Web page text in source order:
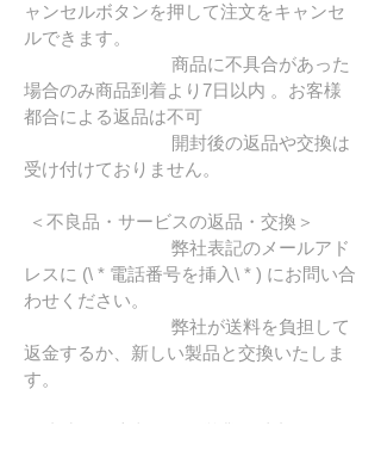
ャンセルボタンを押して注文をキャンセ
ルできます。
商品に不具合があった
場合のみ商品到着より7日以内 。お客様
都合による返品は不可
開封後の返品や交換は
受け付けておりません。
＜不良品・サービスの返品・交換＞
弊社表記のメールアド
レスに (\ * 電話番号を挿入\ * ) にお問い合
わせください。
弊社が送料を負担して
返金するか、新しい製品と交換いたしま
す。